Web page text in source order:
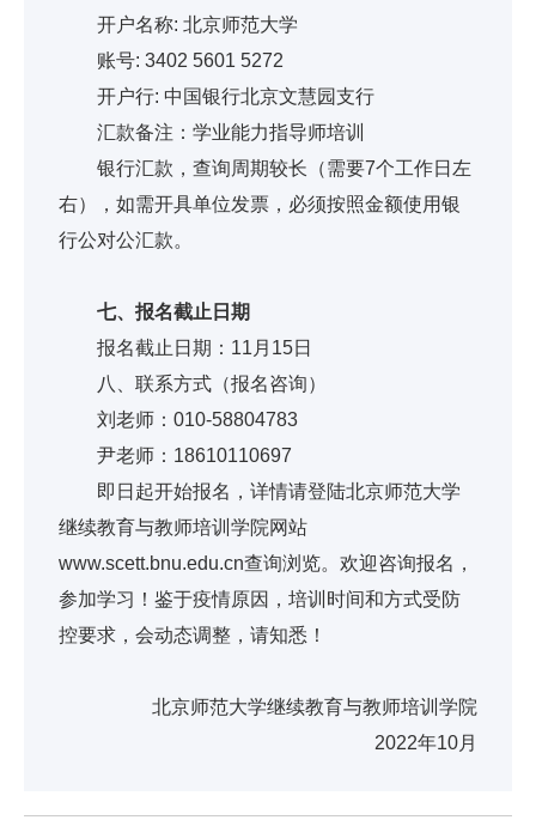
开户名称: 北京师范大学
账号: 3402 5601 5272
开户行: 中国银行北京文慧园支行
汇款备注：学业能力指导师培训
银行汇款，查询周期较长（需要7个工作日左
右），如需开具单位发票，必须按照金额使用银
行公对公汇款。
七、报名截止日期
报名截止日期：11月15日
八、联系方式（报名咨询）
刘老师：010-58804783
尹老师：18610110697
即日起开始报名，详情请登陆北京师范大学
继续教育与教师培训学院网站
www.scett.bnu.edu.cn查询浏览。欢迎咨询报名，
参加学习！鉴于疫情原因，培训时间和方式受防
控要求，会动态调整，请知悉！
北京师范大学继续教育与教师培训学院
2022年10月